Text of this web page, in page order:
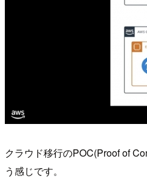
クラウド移行のPOC(Proof of
う感じです。